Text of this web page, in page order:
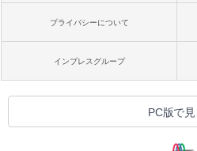
プライバシーについて
インプレスグループ
PC版で見